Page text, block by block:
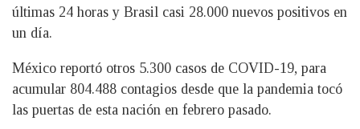
últimas 24 horas y Brasil casi 28.000 nuevos positivos en
un día.
México reportó otros 5.300 casos de COVID-19, para
acumular 804.488 contagios desde que la pandemia tocó
las puertas de esta nación en febrero pasado.